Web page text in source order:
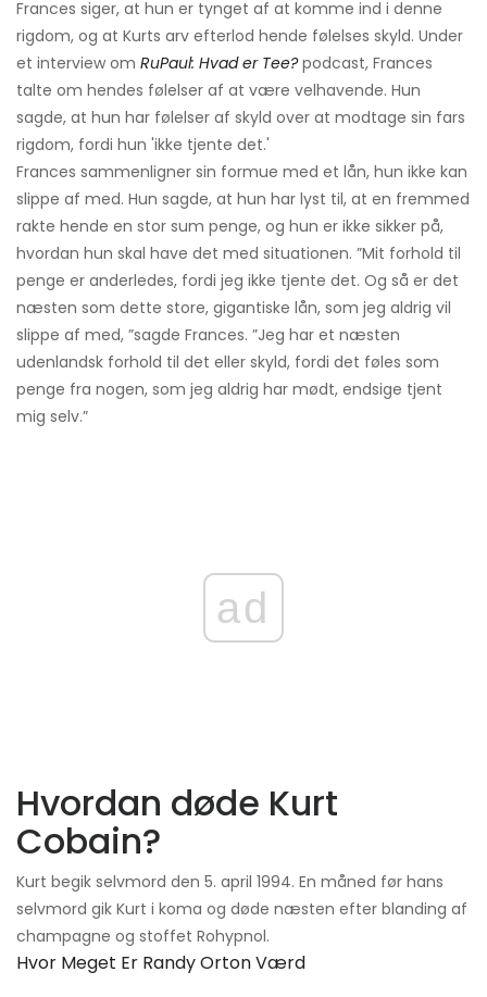
Frances siger, at hun er tynget af at komme ind i denne
rigdom, og at Kurts arv efterlod hende følelses skyld. Under
et interview om RuPaul: Hvad er Tee? podcast, Frances
talte om hendes følelser af at være velhavende. Hun
sagde, at hun har følelser af skyld over at modtage sin fars
rigdom, fordi hun 'ikke tjente det.'
Frances sammenligner sin formue med et lån, hun ikke kan
slippe af med. Hun sagde, at hun har lyst til, at en fremmed
rakte hende en stor sum penge, og hun er ikke sikker på,
hvordan hun skal have det med situationen. ”Mit forhold til
penge er anderledes, fordi jeg ikke tjente det. Og så er det
næsten som dette store, gigantiske lån, som jeg aldrig vil
slippe af med, ”sagde Frances. ”Jeg har et næsten
udenlandsk forhold til det eller skyld, fordi det føles som
penge fra nogen, som jeg aldrig har mødt, endsige tjent
mig selv.”
ad
Hvordan døde Kurt
Cobain?
Kurt begik selvmord den 5. april 1994. En måned før hans
selvmord gik Kurt i koma og døde næsten efter blanding af
champagne og stoffet Rohypnol.
Hvor Meget Er Randy Orton Værd